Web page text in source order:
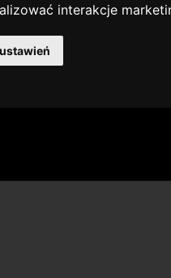
interakcje